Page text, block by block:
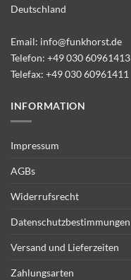
Deutschland
Email: info@funkhorst.de
Telefon: +49 030 60961413
Telefax: +49 030 60961411
INFORMATION
Impressum
AGBs
Widerrufsrecht
Datenschutzbestimmungen
Versand und Lieferzeiten
Zahlungsarten